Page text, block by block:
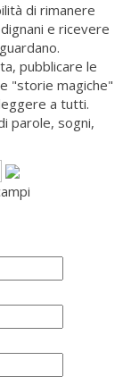
di rimanere
e ricevere
pubblicare le
"storie magiche"
a tutti.
parole, sogni,